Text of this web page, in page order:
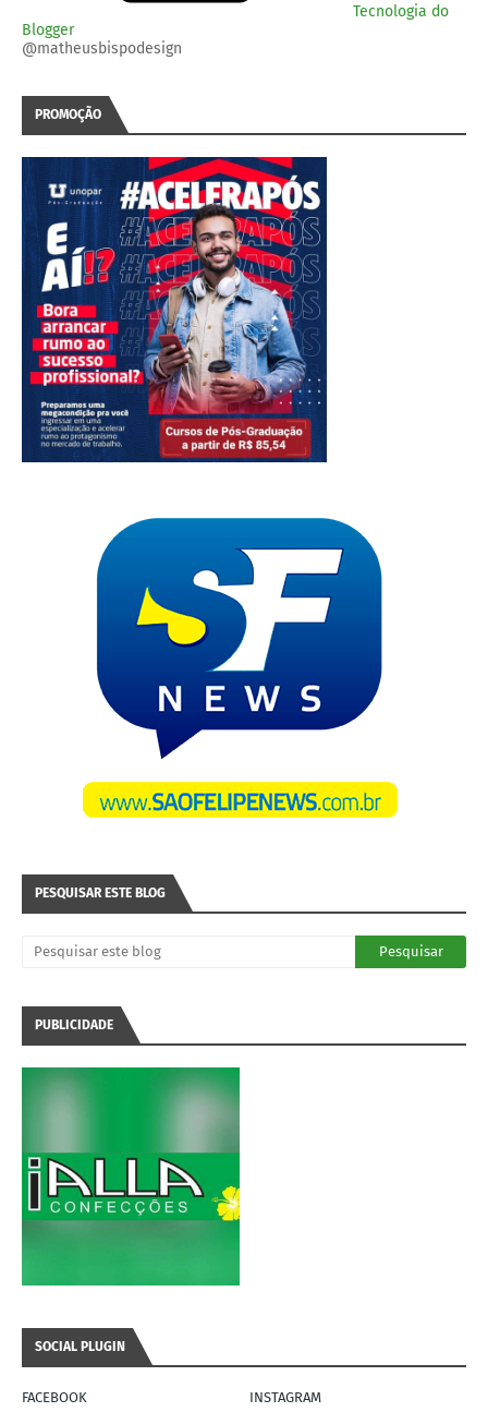
Tecnologia do
Blogger
@matheusbispodesign
PROMOÇÃO
PESQUISAR ESTE BLOG
PUBLICIDADE
SOCIAL PLUGIN
FACEBOOK INSTAGRAM